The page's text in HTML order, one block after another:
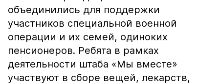
объединились для поддержки
участников специальной военной
операции и их семей, одиноких
пенсионеров. Ребята в рамках
деятельности штаба «Мы вместе»
участвуют в сборе вещей, лекарств,